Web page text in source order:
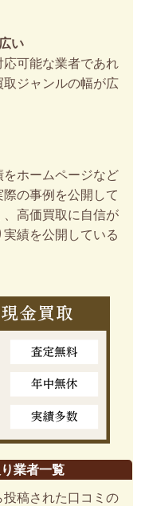
い
可能な業者であれ
ジャンルの幅が広
ホームページなど
の事例を公開して
高価買取に自信が
績を公開している
業者一覧
稿された口コミの